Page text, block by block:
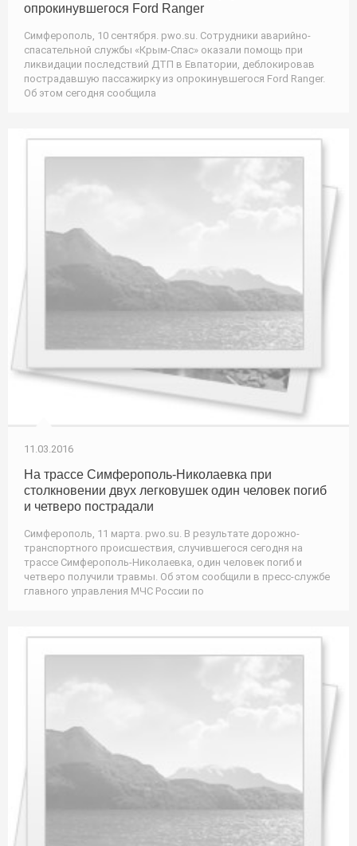
опрокинувшегося Ford Ranger
Симферополь, 10 сентября. pwo.su. Сотрудники аварийно-
спасательной службы «Крым-Спас» оказали помощь при
ликвидации последствий ДТП в Евпатории, деблокировав
пострадавшую пассажирку из опрокинувшегося Ford Ranger.
Об этом сегодня сообщила
11.03.2016
На трассе Симферополь-Николаевка при
столкновении двух легковушек один человек погиб
и четверо пострадали
Симферополь, 11 марта. pwo.su. В результате дорожно-
транспортного происшествия, случившегося сегодня на
трассе Симферополь-Николаевка, один человек погиб и
четверо получили травмы. Об этом сообщили в пресс-службе
главного управления МЧС России по